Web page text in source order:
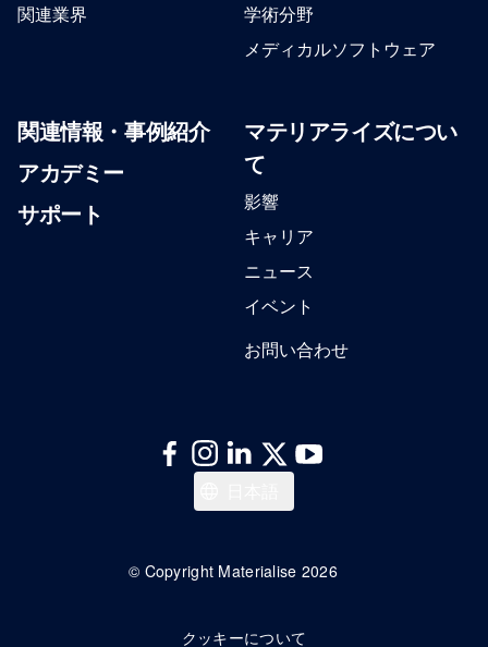
関連業界
学術分野
メディカルソフトウェア
関連情報・事例紹介
アカデミー
サポート
マテリアライズについ
て
影響
キャリア
ニュース
イベント
お問い合わせ
Español
Français
© Copyright Materialise 2026
クッキーについて